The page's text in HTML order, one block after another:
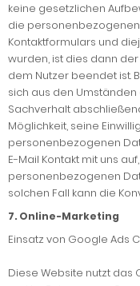
keine gesetzlichen
die
Kontaktformulars und
wurden, ist dies dann
dem Nutzer beendet ist.
sich aus den
Sachverhalt
Möglichkeit, seine
personenbezogenen
E-Mail Kontakt mit uns
personenbezogenen
solchen Fall kann die
7. Online-Marketing
Einsatz von Google Ads
Diese Website nutzt